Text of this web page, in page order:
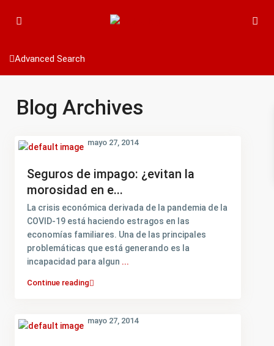
Advanced Search
Blog Archives
Seguros de impago: ¿evitan la
morosidad en e...
mayo 27, 2014
La crisis económica derivada de la pandemia de la
COVID-19 está haciendo estragos en las
economías familiares. Una de las principales
problemáticas que está generando es la
incapacidad para algun ...
Continue reading
mayo 27, 2014